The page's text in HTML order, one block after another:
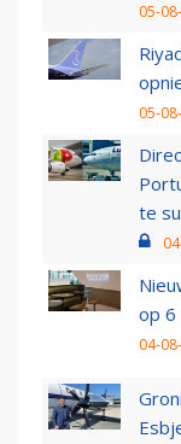
05-
05-
te
op 6
04-